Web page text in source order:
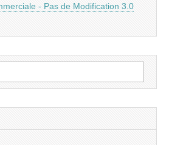
- Pas de Modification 3.0